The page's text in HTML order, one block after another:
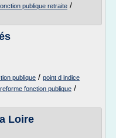
publique retraite /
publique / point d indice
reforme fonction publique /
Loire